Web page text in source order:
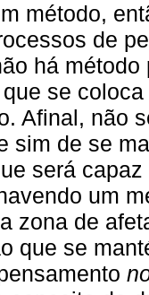
método,
de
há
se
Afinal, não
sim de se
será
um
zona de
que se